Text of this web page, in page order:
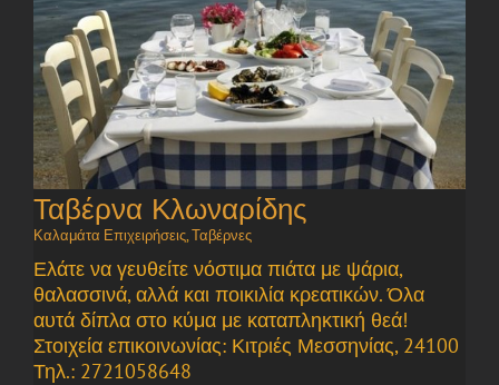
Ταβέρνα Κλωναρίδης
Καλαμάτα Επιχειρήσεις,Ταβέρνες
Ελάτε να γευθείτε νόστιμα πιάτα με ψάρια,
θαλασσινά, αλλά και ποικιλία κρεατικών. Όλα
αυτά δίπλα στο κύμα με καταπληκτική θεά!
Στοιχεία επικοινωνίας: Κιτριές Μεσσηνίας, 24100
Τηλ.: 2721058648